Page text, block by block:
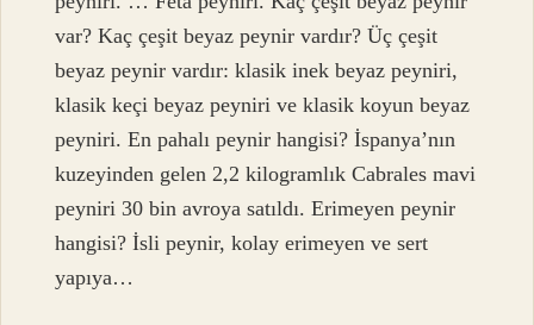
var? Kaç çeşit beyaz peynir vardır? Üç çeşit
beyaz peynir vardır: klasik inek beyaz peyniri,
klasik keçi beyaz peyniri ve klasik koyun beyaz
peyniri. En pahalı peynir hangisi? İspanya’nın
kuzeyinden gelen 2,2 kilogramlık Cabrales mavi
peyniri 30 bin avroya satıldı. Erimeyen peynir
hangisi? İsli peynir, kolay erimeyen ve sert
yapıya…